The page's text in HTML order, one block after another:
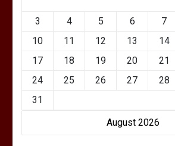
August 2026
3
4 5 6 7
10
11 12 13 14
17
18 19 20 21
24
25 26 27 28
31